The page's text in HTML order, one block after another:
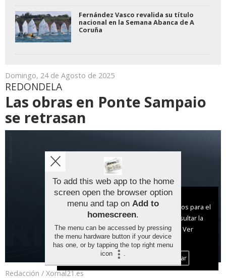
Fernández Vasco revalida su título
nacional en la Semana Abanca de A
Coruña
Domingo, 24 de Agosto de 2025
REDONDELA
Las obras en Ponte Sampaio
se retrasan
Redacción / Xornal21.es
Aviso sobre el Uso de cookies:
Utilizamos cookies nuestras y de terceros para el
funcionamiento del digital. Puedes consultar la
lista de cookies y como desconectarlas.
Ver
nuestra Política de Privacidad y Cookies
Aceptar Cookies
Personalizar
To add this web app to the home
screen open the browser option
menu and tap on Add to
homescreen.
The menu can be accessed by pressing
the menu hardware button if your device
has one, or by tapping the top right menu
icon
.